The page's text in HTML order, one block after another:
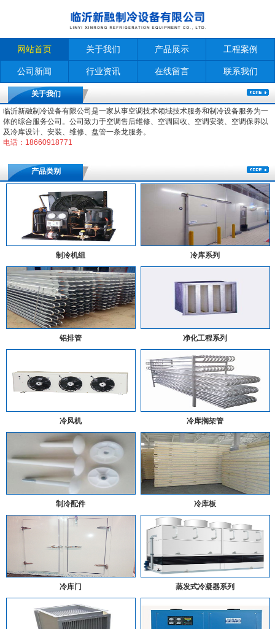
网站首页 关于我们 产品展示 工程案例
公司新闻 行业资讯 在线留言 联系我们
关于我们
临沂新融制冷设备有限公司是一家从事空调技术领域技术服务和制冷设备服务为一
体的综合服务公司。公司致力于空调售后维修、空调回收、空调安装、空调保养以
及冷库设计、安装、维修、盘管一条龙服务。
电话：18660918771
产品类别
制冷机组 冷库系列
铝排管 净化工程系列
冷风机 冷库搁架管
制冷配件 冷库板
冷库门 蒸发式冷凝器系列